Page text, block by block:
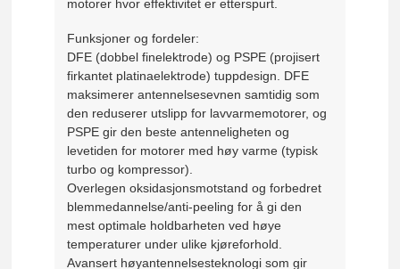
motorer hvor effektivitet er etterspurt.
Funksjoner og fordeler:
DFE (dobbel finelektrode) og PSPE (projisert
firkantet platinaelektrode) tuppdesign. DFE
maksimerer antennelsesevnen samtidig som
den reduserer utslipp for lavvarmemotorer, og
PSPE gir den beste antenneligheten og
levetiden for motorer med høy varme (typisk
turbo og kompressor).
Overlegen oksidasjonsmotstand og forbedret
blemmedannelse/anti-peeling for å gi den
mest optimale holdbarheten ved høye
temperaturer under ulike kjøreforhold.
Avansert høyantennelsesteknologi som gir